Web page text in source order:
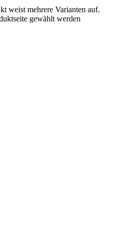
weist mehrere Varianten auf.
gewählt werden